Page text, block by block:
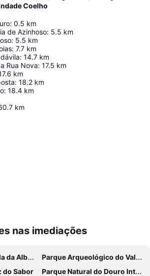
Coelho
: 0.5 km
de Azinhoso: 5.5 km
: 5.5 km
: 7.7 km
: 14.7 km
Rua Nova: 17.5 km
km
: 18.2 km
: 18.4 km
km
nas imediações
do Azibo
Parque Arqueológico do Vale do Coa
do Sabor
Parque Natural do Douro Internacional